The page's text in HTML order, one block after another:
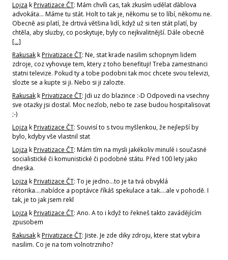
Lojza kPrivatizace ČT: Mám chvíli cas, tak zkusím udělat ďáblova
advokáta... Máme tu stát. Holt to tak je, někomu se to líbí, někomu ne.
Obecně asi platí, že drtivá většina lidí, když už si ten stát platí, by
chtěla, aby sluzby, co poskytuje, byly co nejkvalitnější. Dále obecně
[…]
RakusakkPrivatizace ČT: Ne, stat krade nasilim schopnym lidem
zdroje, coz vyhovuje tem, ktery z toho benefituji! Treba zamestnanci
statni televize. Pokud ty a tobe podobni tak moc chcete svou televizi,
slozte se a kupte si ji. Nebo si ji zalozte.
RakusakkPrivatizace ČT: Jdi uz do blazince :-D Odpovedi na vsechny
sve otazky jsi dostal. Moc nezlob, nebo te zase budou hospitalisovat
;-)
Lojza kPrivatizace ČT: Souvisí to s tvou myšlenkou, že nejlepší by
bylo, kdyby vše vlastnil stat
Lojza kPrivatizace ČT: Mám tím na mysli jakékoliv minulé i současné
socialistické či komunistické či podobné státu. Před 100 lety jako
dneska.
Lojza kPrivatizace ČT: To je jedno...to je ta tvá obvyklá
rétorika....nabídce a poptávce říkáš spekulace a tak....ale v pohodě. I
tak, je to jak jsem rekl
Lojza kPrivatizace ČT: Ano. A to i když to řekneš takto zavádějícím
zpusobem
RakusakkPrivatizace ČT: Jiste. Je zde diky zdroju, ktere stat vybira
nasilim. Co je na tom volnotrzniho?